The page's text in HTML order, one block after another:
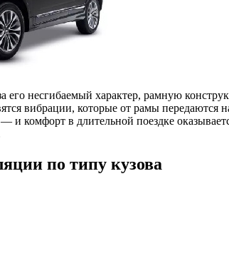
его несгибаемый характер, рамную
вибрации, которые от рамы
комфорт в длительной поездке
по типу кузова